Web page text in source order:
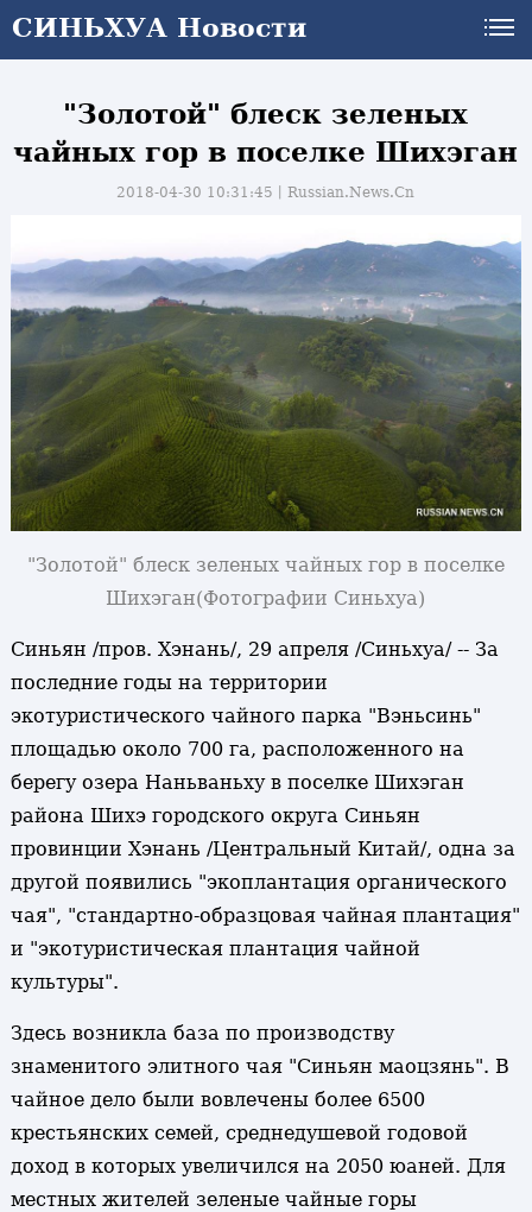
СИНЬХУА Новости
"Золотой" блеск зеленых
чайных гор в поселке Шихэган
2018-04-30 10:31:45丨Russian.News.Cn
"Золотой" блеск зеленых чайных гор в поселке
Шихэган(Фотографии Синьхуа)
Синьян /пров. Хэнань/, 29 апреля /Синьхуа/ -- За
последние годы на территории
экотуристического чайного парка "Вэньсинь"
площадью около 700 га, расположенного на
берегу озера Наньваньху в поселке Шихэган
района Шихэ городского округа Синьян
провинции Хэнань /Центральный Китай/, одна за
другой появились "экоплантация органического
чая", "стандартно-образцовая чайная плантация"
и "экотуристическая плантация чайной
культуры".
Здесь возникла база по производству
знаменитого элитного чая "Синьян маоцзянь". В
чайное дело были вовлечены более 6500
крестьянских семей, среднедушевой годовой
доход в которых увеличился на 2050 юаней. Для
местных жителей зеленые чайные горы